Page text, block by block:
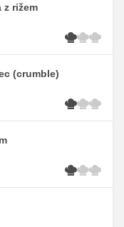
z rižem
(crumble)